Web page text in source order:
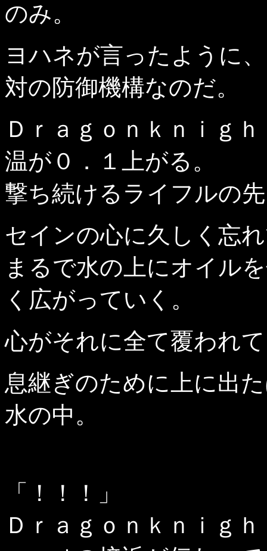
のみ。
ヨハネが言ったように
対の防御機構なのだ。
Ｄｒａｇｏｎｋｎｉｇ
温が０．１上がる。
撃ち続けるライフルの
セインの心に久しく忘
まるで水の上にオイル
く広がっていく。
心がそれに全て覆われ
息継ぎのために上に出
水の中。
「！！！」
Ｄｒａｇｏｎｋｎｉｇ